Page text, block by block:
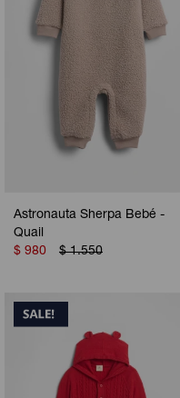
Astronauta Sherpa Bebé -
Quail
$ 980 $ 1.550